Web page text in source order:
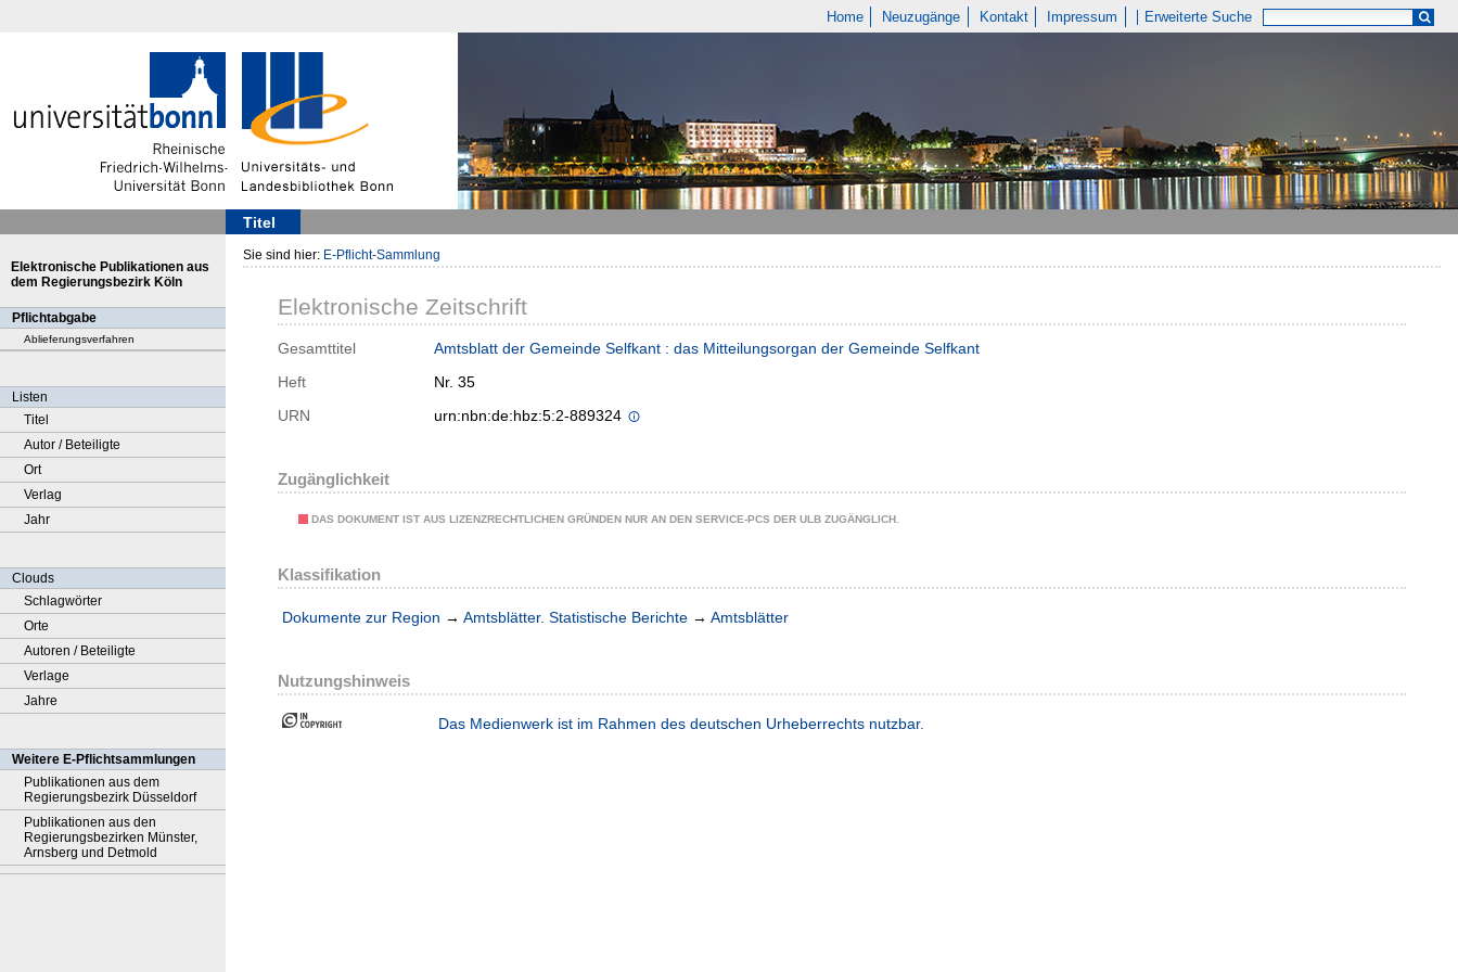
Home Neuzugänge Kontakt Impressum Erweiterte Suche
Titel
Elektronische Publikationen aus
dem Regierungsbezirk Köln
Pflichtabgabe
Ablieferungsverfahren
Listen
Titel
Autor / Beteiligte
Ort
Verlag
Jahr
Clouds
Schlagwörter
Orte
Autoren / Beteiligte
Verlage
Jahre
Weitere E-Pflichtsammlungen
Publikationen aus dem
Regierungsbezirk Düsseldorf
Publikationen aus den
Regierungsbezirken Münster,
Arnsberg und Detmold
Sie sind hier: E-Pflicht-Sammlung
Elektronische Zeitschrift
Gesamttitel
Amtsblatt der Gemeinde Selfkant : das Mitteilungsorgan der Gemeinde Selfkant
Heft
Nr. 35
URN
urn:nbn:de:hbz:5:2-889324
Zugänglichkeit
DAS DOKUMENT IST AUS LIZENZRECHTLICHEN GRÜNDEN NUR AN DEN SERVICE-PCS DER ULB ZUGÄNGLICH.
Klassifikation
Dokumente zur Region → Amtsblätter. Statistische Berichte → Amtsblätter
Nutzungshinweis
Das Medienwerk ist im Rahmen des deutschen Urheberrechts nutzbar.